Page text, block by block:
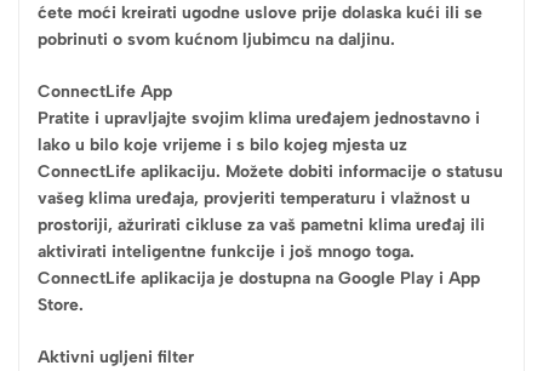
ćete moći kreirati ugodne uslove prije dolaska kući ili se
pobrinuti o svom kućnom ljubimcu na daljinu.
ConnectLife App
Pratite i upravljajte svojim klima uređajem jednostavno i
lako u bilo koje vrijeme i s bilo kojeg mjesta uz
ConnectLife aplikaciju. Možete dobiti informacije o statusu
vašeg klima uređaja, provjeriti temperaturu i vlažnost u
prostoriji, ažurirati cikluse za vaš pametni klima uređaj ili
aktivirati inteligentne funkcije i još mnogo toga.
ConnectLife aplikacija je dostupna na Google Play i App
Store.
Aktivni ugljeni filter